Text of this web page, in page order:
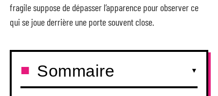
fragile suppose de dépasser l’apparence pour observer ce
qui se joue derrière une porte souvent close.
Sommaire